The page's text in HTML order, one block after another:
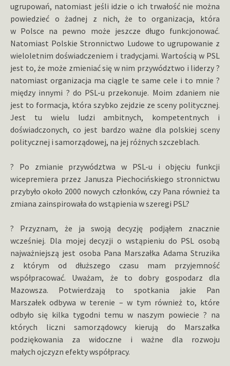
ugrupowań, natomiast jeśli idzie o ich trwałość nie można
powiedzieć o żadnej z nich, że to organizacja, która
w Polsce na pewno może jeszcze długo funkcjonować.
Natomiast Polskie Stronnictwo Ludowe to ugrupowanie z
wieloletnim doświadczeniem i tradycjami. Wartością w PSL
jest to, że może zmieniać się w nim przywództwo i liderzy ?
natomiast organizacja ma ciągle te same cele i to mnie ?
między innymi ? do PSL-u przekonuje. Moim zdaniem nie
jest to formacja, która szybko zejdzie ze sceny politycznej.
Jest tu wielu ludzi ambitnych, kompetentnych i
doświadczonych, co jest bardzo ważne dla polskiej sceny
politycznej i samorządowej, na jej różnych szczeblach.
? Po zmianie przywództwa w PSL-u i objęciu funkcji
wicepremiera przez Janusza Piechocińskiego stronnictwu
przybyło około 2000 nowych członków, czy Pana również ta
zmiana zainspirowała do wstąpienia w szeregi PSL?
? Przyznam, że ja swoją decyzję podjąłem znacznie
wcześniej. Dla mojej decyzji o wstąpieniu do PSL osobą
najważniejszą jest osoba Pana Marszałka Adama Struzika
z którym od dłuższego czasu mam przyjemność
współpracować. Uważam, że to dobry gospodarz dla
Mazowsza. Potwierdzają to spotkania jakie Pan
Marszałek odbywa w terenie – w tym również to, które
odbyło się kilka tygodni temu w naszym powiecie ? na
których liczni samorządowcy kierują do Marszałka
podziękowania za widoczne i ważne dla rozwoju
małych ojczyzn efekty współpracy.